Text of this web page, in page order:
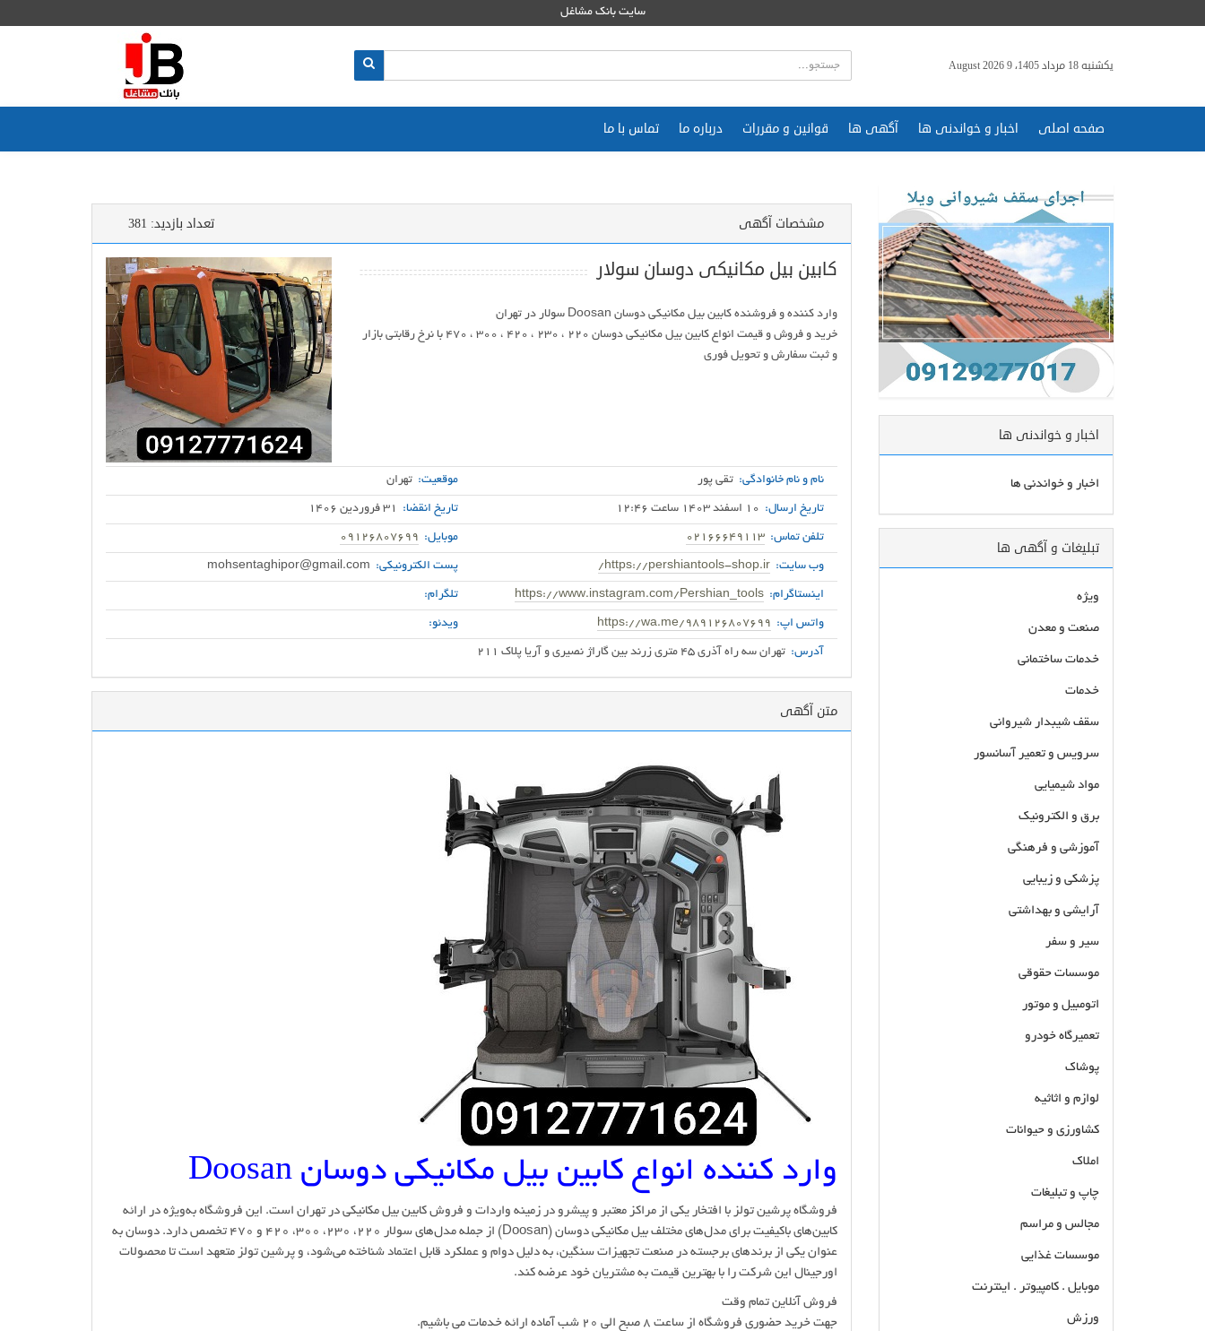
سایت بانک مشاغل
یکشنبه 18 مرداد 1405، 9 August 2026
صفحه اصلی اخبار و خواندنی ها آگهی ها قوانین و مقررات درباره ما تماس با ما
مشخصات آگهی تعداد بازدید:
کابین بیل مکانیکی دوسان سولار
خرید و فروش و قیمت انواع کابین بیل مکانیکی دوسان 220 ، 230 ، 420 ، 300 ، 470 با نرخ رقابتی بازار
و ثبت سفارش و تحویل فوری
نام و نام خانوادگی: تقی پور موقعیت: تهران
تاریخ ارسال: 10 اسفند 1403 ساعت 12:46 تاریخ انقضا: 31 فروردین 1406
تلفن تماس: 02166649113 موبایل: 09126807699
وب سایت: https://pershiantools-shop.ir/ پست الکترونیکی: mohsentaghipor@gmail.com
اینستاگرام: https://www.instagram.com/Pershian_tools تلگرام:
واتس اپ: https://wa.me/989126807699 ویدئو:
آدرس: تهران سه راه آذری 45 متری زرند بین گاراژ نصیری و آریا پلاک 211
متن آگهی
وارد کننده انواع کابین بیل مکانیکی دوسان Doosan
فروشگاه پرشین تولز با افتخار یکی از مراکز معتبر و پیشرو در زمینه واردات و فروش کابین بیل مکانیکی در تهران است. این فروشگاه به‌ویژه در ارائه
کابین‌های باکیفیت برای مدل‌های مختلف بیل مکانیکی دوسان (Doosan) از جمله مدل‌های سولار 220، 230، 300، 420 و 470 تخصص دارد. دوسان به
عنوان یکی از برندهای برجسته در صنعت تجهیزات سنگین، به دلیل دوام و عملکرد قابل اعتماد شناخته می‌شود، و پرشین تولز متعهد است تا محصولات
اورجینال این شرکت را با بهترین قیمت به مشتریان خود عرضه کند.
فروش آنلاین تمام وقت
جهت خرید حضوری فروشگاه از ساعت 8 صبح الی 20 شب آماده ارائه خدمات می باشیم.
اخبار و خواندنی ها
اخبار و خواندنی ها
تبلیغات و آگهی ها
ویژه
صنعت و معدن
خدمات ساختمانی
خدمات
سقف شیبدار شیروانی
سرویس و تعمیر آسانسور
مواد شیمیایی
برق و الکترونیک
آموزشی و فرهنگی
پزشکی و زیبایی
آرایشی و بهداشتی
سیر و سفر
موسسات حقوقی
اتومبیل و موتور
تعمیرگاه خودرو
پوشاک
لوازم و اثاثیه
کشاورزی و حیوانات
املاک
چاپ و تبلیغات
مجالس و مراسم
موسسات غذایی
موبایل . کامپیوتر . اینترنت
ورزش